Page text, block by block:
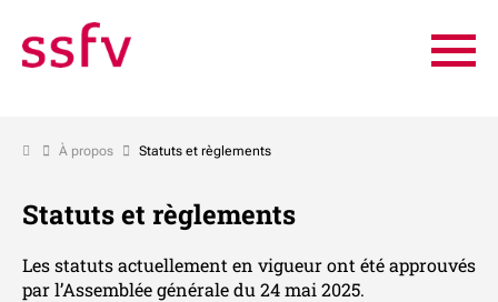
À propos Statuts et règlements
Statuts et règlements
Les statuts actuellement en vigueur ont été approuvés
par l’Assemblée générale du 24 mai 2025.